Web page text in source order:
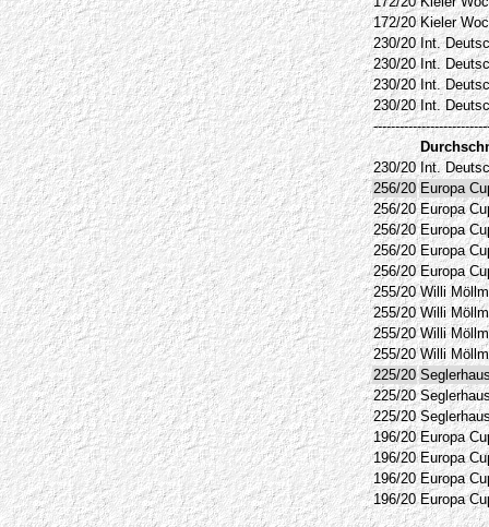
172/20 Kieler
230/20 Int.
230/20 Int.
230/20 Int.
230/20 Int.
230/20 Int.
256/20 Europa
256/20 Europa
256/20 Europa
256/20 Europa
256/20 Europa
255/20 Willi
255/20 Willi
255/20 Willi
255/20 Willi
225/20
225/20
225/20
196/20 Europa
196/20 Europa
196/20 Europa
196/20 Europa